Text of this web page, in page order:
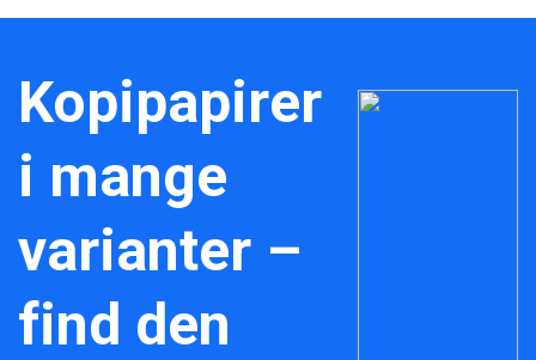
Kopipapirer
i mange
varianter –
find den